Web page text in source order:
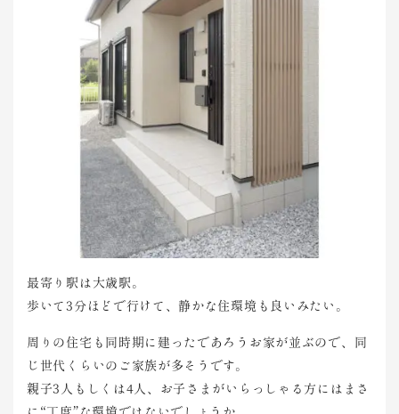
最寄り駅は大歳駅。
歩いて3分ほどで行けて、静かな住環境も良いみたい。
周りの住宅も同時期に建ったであろうお家が並ぶので、同
じ世代くらいのご家族が多そうです。
親子3人もしくは4人、お子さまがいらっしゃる方にはまさ